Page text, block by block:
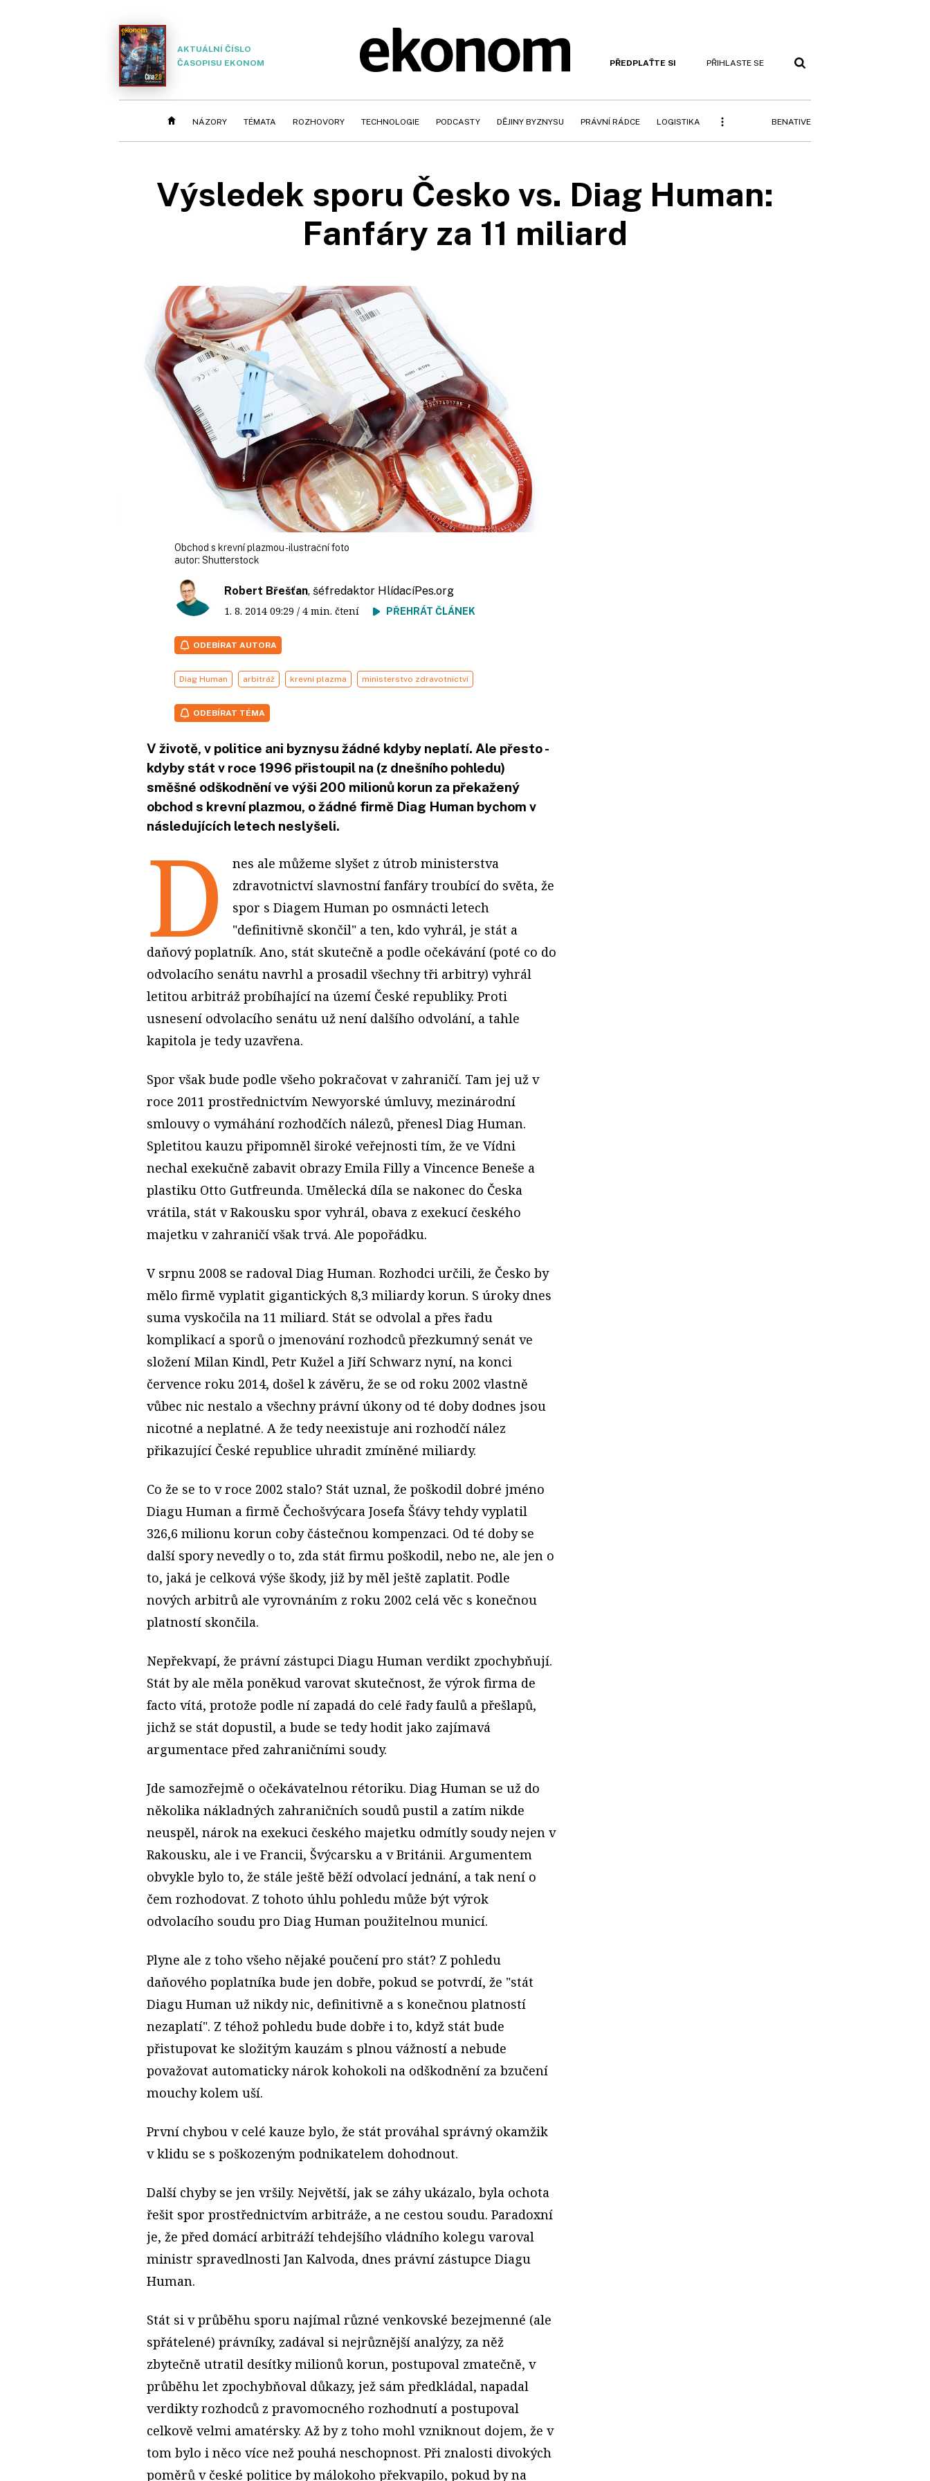
AKTUÁLNÍ ČÍSLO
ČASOPISU EKONOM
PŘEDPLAŤTE SI PŘIHLASTE SE
NÁZORY TÉMATA ROZHOVORY TECHNOLOGIE PODCASTY DĚJINY BYZNYSU PRÁVNÍ RÁDCE LOGISTIKA BENATIVE
Výsledek sporu Česko vs. Diag Human:
Fanfáry za 11 miliard
Obchod s krevní plazmou - ilustrační foto
autor: Shutterstock
Robert Břešťan, šéfredaktor HlídacíPes.org
1. 8. 2014 09:29 / 4 min. čtení PŘEHRÁT ČLÁNEK
ODEBÍRAT AUTORA
Diag Human arbitráž krevní plazma ministerstvo zdravotnictví
ODEBÍRAT TÉMA
V životě, v politice ani byznysu žádné kdyby neplatí. Ale přesto -
kdyby stát v roce 1996 přistoupil na (z dnešního pohledu)
směšné odškodnění ve výši 200 milionů korun za překažený
obchod s krevní plazmou, o žádné firmě Diag Human bychom v
následujících letech neslyšeli.
D
nes ale můžeme slyšet z útrob ministerstva
zdravotnictví slavnostní fanfáry troubící do světa, že
spor s Diagem Human po osmnácti letech
"definitivně skončil" a ten, kdo vyhrál, je stát a
daňový poplatník. Ano, stát skutečně a podle očekávání (poté co do
odvolacího senátu navrhl a prosadil všechny tři arbitry) vyhrál
letitou arbitráž probíhající na území České republiky. Proti
usnesení odvolacího senátu už není dalšího odvolání, a tahle
kapitola je tedy uzavřena.
Spor však bude podle všeho pokračovat v zahraničí. Tam jej už v
roce 2011 prostřednictvím Newyorské úmluvy, mezinárodní
smlouvy o vymáhání rozhodčích nálezů, přenesl Diag Human.
Spletitou kauzu připomněl široké veřejnosti tím, že ve Vídni
nechal exekučně zabavit obrazy Emila Filly a Vincence Beneše a
plastiku Otto Gutfreunda. Umělecká díla se nakonec do Česka
vrátila, stát v Rakousku spor vyhrál, obava z exekucí českého
majetku v zahraničí však trvá. Ale popořádku.
V srpnu 2008 se radoval Diag Human. Rozhodci určili, že Česko by
mělo firmě vyplatit gigantických 8,3 miliardy korun. S úroky dnes
suma vyskočila na 11 miliard. Stát se odvolal a přes řadu
komplikací a sporů o jmenování rozhodců přezkumný senát ve
složení Milan Kindl, Petr Kužel a Jiří Schwarz nyní, na konci
července roku 2014, došel k závěru, že se od roku 2002 vlastně
vůbec nic nestalo a všechny právní úkony od té doby dodnes jsou
nicotné a neplatné. A že tedy neexistuje ani rozhodčí nález
přikazující České republice uhradit zmíněné miliardy.
Co že se to v roce 2002 stalo? Stát uznal, že poškodil dobré jméno
Diagu Human a firmě Čechošvýcara Josefa Šťávy tehdy vyplatil
326,6 milionu korun coby částečnou kompenzaci. Od té doby se
další spory nevedly o to, zda stát firmu poškodil, nebo ne, ale jen o
to, jaká je celková výše škody, již by měl ještě zaplatit. Podle
nových arbitrů ale vyrovnáním z roku 2002 celá věc s konečnou
platností skončila.
Nepřekvapí, že právní zástupci Diagu Human verdikt zpochybňují.
Stát by ale měla poněkud varovat skutečnost, že výrok firma de
facto vítá, protože podle ní zapadá do celé řady faulů a přešlapů,
jichž se stát dopustil, a bude se tedy hodit jako zajímavá
argumentace před zahraničními soudy.
Jde samozřejmě o očekávatelnou rétoriku. Diag Human se už do
několika nákladných zahraničních soudů pustil a zatím nikde
neuspěl, nárok na exekuci českého majetku odmítly soudy nejen v
Rakousku, ale i ve Francii, Švýcarsku a v Británii. Argumentem
obvykle bylo to, že stále ještě běží odvolací jednání, a tak není o
čem rozhodovat. Z tohoto úhlu pohledu může být výrok
odvolacího soudu pro Diag Human použitelnou municí.
Plyne ale z toho všeho nějaké poučení pro stát? Z pohledu
daňového poplatníka bude jen dobře, pokud se potvrdí, že "stát
Diagu Human už nikdy nic, definitivně a s konečnou platností
nezaplatí". Z téhož pohledu bude dobře i to, když stát bude
přistupovat ke složitým kauzám s plnou vážností a nebude
považovat automaticky nárok kohokoli na odškodnění za bzučení
mouchy kolem uší.
První chybou v celé kauze bylo, že stát prováhal správný okamžik
v klidu se s poškozeným podnikatelem dohodnout.
Další chyby se jen vršily. Největší, jak se záhy ukázalo, byla ochota
řešit spor prostřednictvím arbitráže, a ne cestou soudu. Paradoxní
je, že před domácí arbitráží tehdejšího vládního kolegu varoval
ministr spravedlnosti Jan Kalvoda, dnes právní zástupce Diagu
Human.
Stát si v průběhu sporu najímal různé venkovské bezejmenné (ale
spřátelené) právníky, zadával si nejrůznější analýzy, za něž
zbytečně utratil desítky milionů korun, postupoval zmatečně, v
průběhu let zpochybňoval důkazy, jež sám předkládal, napadal
verdikty rozhodců z pravomocného rozhodnutí a postupoval
celkově velmi amatérsky. Až by z toho mohl vzniknout dojem, že v
tom bylo i něco více než pouhá neschopnost. Při znalosti divokých
poměrů v české politice by málokoho překvapilo, pokud by na